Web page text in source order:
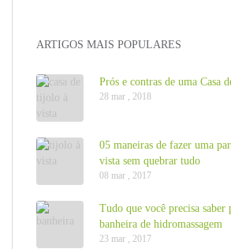
ARTIGOS MAIS POPULARES
Prós e contras de uma Casa
28 mar , 2018
05 maneiras de fazer uma
vista sem quebrar tudo
08 mar , 2017
Tudo que você precisa saber
banheira de hidromassagem
23 mar , 2017